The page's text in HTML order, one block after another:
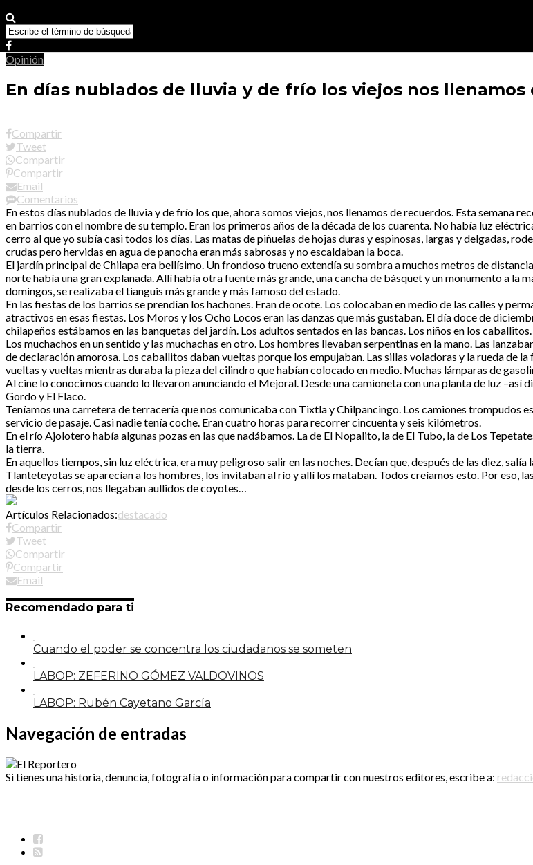
Opinión
En días nublados de lluvia y de frío los viejos nos llenamos
Compartir
Tweet
Compartir
Compartir
Email
Comentarios
En estos días nublados de lluvia y de frío los que, ahora somos viejos, nos llenamos de recuerdos. Esta semana
en barrios con el nombre de su templo. Eran los primeros años de la década de los cuarenta. No había luz
cerro al que yo subía casi todos los días. Las matas de piñuelas de hojas duras y espinosas, largas y delgadas,
crudas pero hervidas en agua de panocha eran más sabrosas y no escaldaban la boca.
El jardín principal de Chilapa era bellísimo. Un frondoso trueno extendía su sombra a muchos metros de
norte había una gran explanada. Allí había otra fuente más grande, una cancha de básquet y un monumento a la
domingos, se realizaba el tianguis más grande y más famoso del estado.
En las fiestas de los barrios se prendían los hachones. Eran de ocote. Los colocaban en medio de las calles y
atractivos en esas fiestas. Los Moros y los Ocho Locos eran las danzas que más gustaban. El día doce de
chilapeños estábamos en las banquetas del jardín. Los adultos sentados en las bancas. Los niños en los
Los muchachos en un sentido y las muchachas en otro. Los hombres llevaban serpentinas en la mano. Las
de declaración amorosa. Los caballitos daban vueltas porque los empujaban. Las sillas voladoras y la rueda de
vueltas y vueltas mientras duraba la pieza del cilindro que habían colocado en medio. Muchas lámparas de
Al cine lo conocimos cuando lo llevaron anunciando el Mejoral. Desde una camioneta con una planta de luz
Gordo y El Flaco.
Teníamos una carretera de terracería que nos comunicaba con Tixtla y Chilpancingo. Los camiones trompudos
servicio de pasaje. Casi nadie tenía coche. Eran cuatro horas para recorrer cincuenta y seis kilómetros.
En el río Ajolotero había algunas pozas en las que nadábamos. La de El Nopalito, la de El Tubo, la de Los
la tierra.
En aquellos tiempos, sin luz eléctrica, era muy peligroso salir en las noches. Decían que, después de las diez,
Tlanteteyotas se aparecían a los hombres, los invitaban al río y allí los mataban. Todos creíamos esto. Por eso,
desde los cerros, nos llegaban aullidos de coyotes…
Artículos Relacionados:destacado
Compartir
Tweet
Compartir
Compartir
Email
Recomendado para ti
Cuando el poder se concentra los ciudadanos se someten
LABOP: ZEFERINO GÓMEZ VALDOVINOS
LABOP: Rubén Cayetano García
Navegación de entradas
Si tienes una historia, denuncia, fotografía o información para compartir con nuestros editores, escribe a: